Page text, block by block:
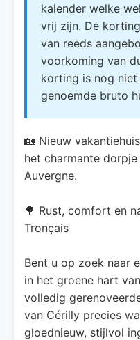
kalender welke
vrij zijn. De
van reeds
voorkoming van
korting is nog niet
genoemde bruto
🏡 Nieuw
het charmante
Auvergne.
🌳 Rust, comfort en
Tronçais
Bent u op zoek naar
in het groene hart
volledig
van Cérilly precies
gloednieuw, stijlvol